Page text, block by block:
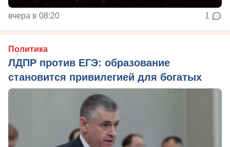
вчера в 08:20 1
Политика
ЛДПР против ЕГЭ: образование
становится привилегией для богатых